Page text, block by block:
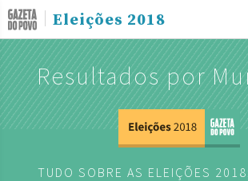
Eleições 2018
Resultados por
TUDO SOBRE AS ELEIÇÕES